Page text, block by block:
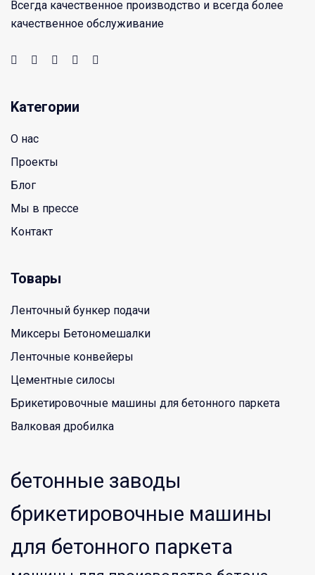
Всегда качественное производство и всегда более
качественное обслуживание
Kатегории
O нас
Проекты
Блог
Мы в прессе
Контакт
Товары
Ленточный бункер подачи
Миксеры Бетономешалки
Ленточные конвейеры
Цементные силосы
Брикетировочные машины для бетонного паркета
Валковая дробилка
бетонные заводы
брикетировочные машины
для бетонного паркета